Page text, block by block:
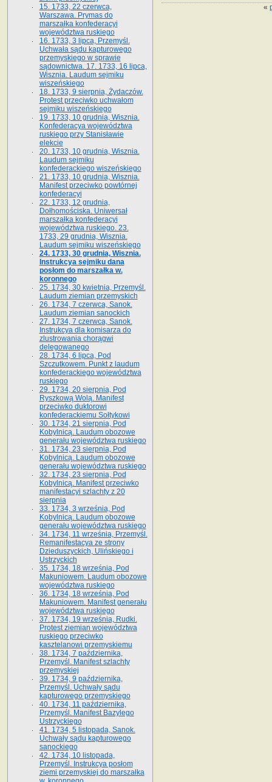
«
15. 1733, 22 czerwca,
Warszawa. Prymas do
marszałka konfederacyi
województwa ruskiego
16. 1733, 3 lipca, Przemyśl.
Uchwała sądu kapturowego
przemyskiego w sprawie
sądownictwa. 17. 1733, 16 lipca,
Wisznia. Laudum sejmiku
wiszeńskiego
18. 1733, 9 sierpnia, Żydaczów.
Protest przeciwko uchwałom
sejmiku wiszeńskiego
19. 1733, 10 grudnia, Wisznia.
Konfederacya województwa
ruskiego przy Stanisławie
elekcie
20. 1733, 10 grudnia, Wisznia.
Laudum sejmiku
konfederackiego wiszeńskiego
21. 1733, 10 grudnia, Wisznia.
Manifest przeciwko powtórnej
konfederacyi
22. 1733, 12 grudnia,
Dołhomościska. Uniwersał
marszałka konfederacyi
województwa ruskiego. 23.
1733, 29 grudnia, Wisznia.
Laudum sejmiku wiszeńskiego
24. 1733, 30 grudnia, Wisznia.
Instrukcya sejmiku dana
posłom do marszałka w.
koronnego
25. 1734, 30 kwietnia, Przemyśl.
Laudum ziemian przemyskich
26. 1734, 7 czerwca, Sanok.
Laudum ziemian sanockich
27. 1734, 7 czerwca, Sanok.
Instrukcya dla komisarza do
zlustrowania chorągwi
delegowanego
28. 1734, 6 lipca, Pod
Szczutkowem. Punkt z laudum
konfederackiego województwa
ruskiego
29. 1734, 20 sierpnia, Pod
Ryszkową Wolą. Manifest
przeciwko duktorowi
konfederackiemu Sołtykowi
30. 1734, 21 sierpnia, Pod
Kobylnicą. Laudum obozowe
generału województwa ruskiego
31. 1734, 23 sierpnia, Pod
Kobylnicą. Laudum obozowe
generału województwa ruskiego
32. 1734, 23 sierpnia, Pod
Kobylnicą. Manifest przeciwko
manifestacyi szlachty z 20
sierpnia
33. 1734, 3 września, Pod
Kobylnicą. Laudum obozowe
generału województwa ruskiego
34. 1734, 11 września, Przemyśl.
Remanifestacya ze strony
Dzieduszyckich, Ulińskiego i
Ustrzyckich
35. 1734, 18 września, Pod
Makuniowem. Laudum obozowe
województwa ruskiego
36. 1734, 18 września, Pod
Makuniowem. Manifest generału
województwa ruskiego
37. 1734, 19 września, Rudki.
Protest ziemian województwa
ruskiego przeciwko
kasztelanowi przemyskiemu
38. 1734, 7 października,
Przemyśl. Manifest szlachty
przemyskiej
39. 1734, 9 października,
Przemyśl. Uchwały sądu
kapturowego przemyskiego
40. 1734, 11 października,
Przemyśl. Manifest Bazylego
Ustrzyckiego
41. 1734, 5 listopada, Sanok.
Uchwały sądu kapturowego
sanockiego
42. 1734, 10 listopada,
Przemyśl. Instrukcya posłom
ziemi przemyskiej do marszałka